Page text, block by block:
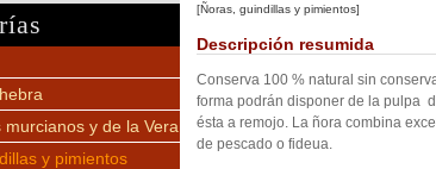
murcianos y de la Vera
y pimientos
[Ñoras, guindillas y pimientos]
Descripción resumida
Conserva 100 % natural sin
forma podrán disponer de la pulpa
ésta a remojo. La ñora combina
de pescado o fideua.